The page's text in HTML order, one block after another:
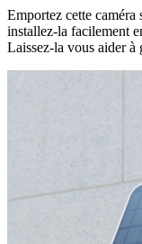
Emportez cette caméra
installez-la facilement
Laissez-la vous aider